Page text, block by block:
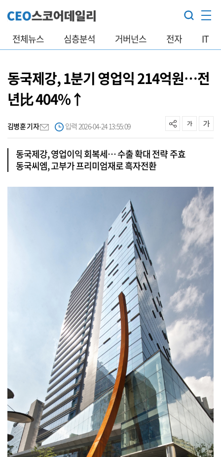
전체뉴스 심층분석 거버넌스 전자 IT
동국제강, 1분기 영업익 214억원…전
년比 404%↑
김병훈 기자 입력 2026-04-24 13:55:09
동국제강, 영업이익 회복세… 수출 확대 전략 주효
동국씨엠, 고부가 프리미엄재로 흑자전환